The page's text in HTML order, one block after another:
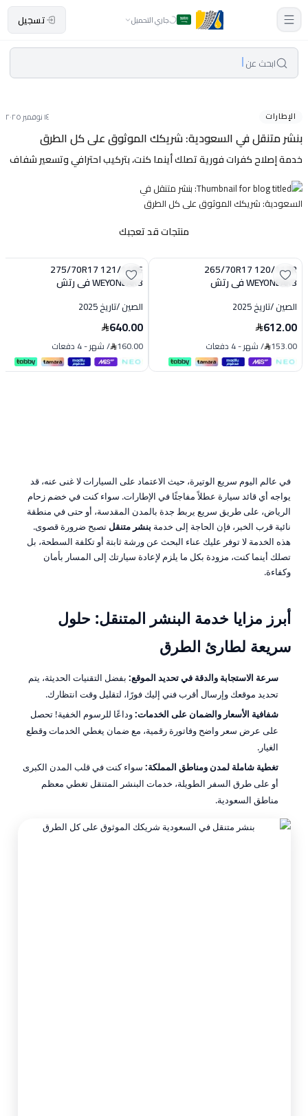
جاري التحميل تسجيل
ابحث عن
الإطارات ١٤ نوفمبر ٢٠٢٥
بنشر متنقل في السعودية: شريكك الموثوق على كل الطرق
خدمة إصلاح كفرات فورية تصلك أينما كنت، بتركيب احترافي وتسعير شفاف
منتجات قد تعجبك
265/70R17 120/117R
WEYONEAK3 في رتش
الصين/تاريخ 2025
612.00
153.00
/شهر-4 دفعات
275/70R17 121/118S
WEYONEAK3 في رتش
الصين/تاريخ 2025
640.00
160.00
/شهر-4 دفعات
في عالم اليوم سريع الوتيرة، حيث الاعتماد على السيارات لا غنى عنه، قد
يواجه أي قائد سيارة عطلاً مفاجئًا في الإطارات. سواء كنت في خضم زحام
الرياض، على طريق سريع يربط جدة بالمدن المقدسة، أو حتى في منطقة
نائية قرب الخبر، فإن الحاجة إلى خدمة بنشر متنقل تصبح ضرورة قصوى.
هذه الخدمة لا توفر عليك عناء البحث عن ورشة ثابتة أو تكلفة السطحة، بل
تصلك أينما كنت، مزودة بكل ما يلزم لإعادة سيارتك إلى المسار بأمان
وكفاءة.
أبرز مزايا خدمة البنشر المتنقل: حلول
سريعة لطارئ الطرق
سرعة الاستجابة والدقة في تحديد الموقع: بفضل التقنيات الحديثة، يتم
تحديد موقعك وإرسال أقرب فني إليك فورًا، لتقليل وقت انتظارك.
شفافية الأسعار والضمان على الخدمات:وداعًا للرسوم الخفية! تحصل
على عرض سعر واضح وفاتورة رقمية، مع ضمان يغطي الخدمات وقطع
الغيار.
تغطية شاملة لمدن ومناطق المملكة: سواء كنت في قلب المدن الكبرى
أو على طرق السفر الطويلة، خدمات البنشر المتنقل تغطي معظم
مناطق السعودية.